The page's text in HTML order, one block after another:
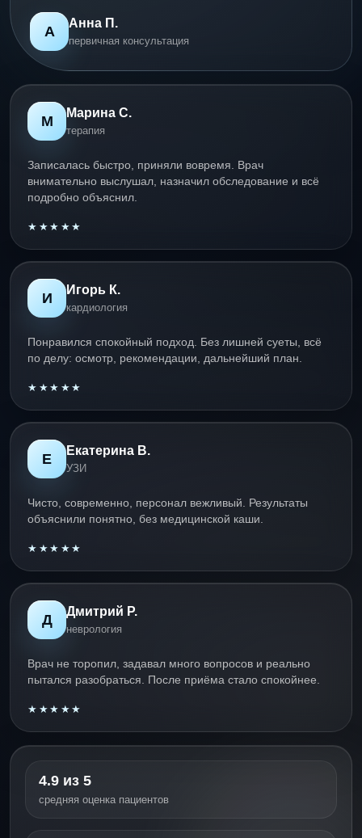
А
Анна П.
первичная консультация
М
Марина С.
терапия
Записалась быстро, приняли вовремя. Врач
внимательно выслушал, назначил обследование и всё
подробно объяснил.
★★★★★
И
Игорь К.
кардиология
Понравился спокойный подход. Без лишней суеты, всё
по делу: осмотр, рекомендации, дальнейший план.
★★★★★
Е
Екатерина В.
УЗИ
Чисто, современно, персонал вежливый. Результаты
объяснили понятно, без медицинской каши.
★★★★★
Д
Дмитрий Р.
неврология
Врач не торопил, задавал много вопросов и реально
пытался разобраться. После приёма стало спокойнее.
★★★★★
4.9 из 5
средняя оценка пациентов